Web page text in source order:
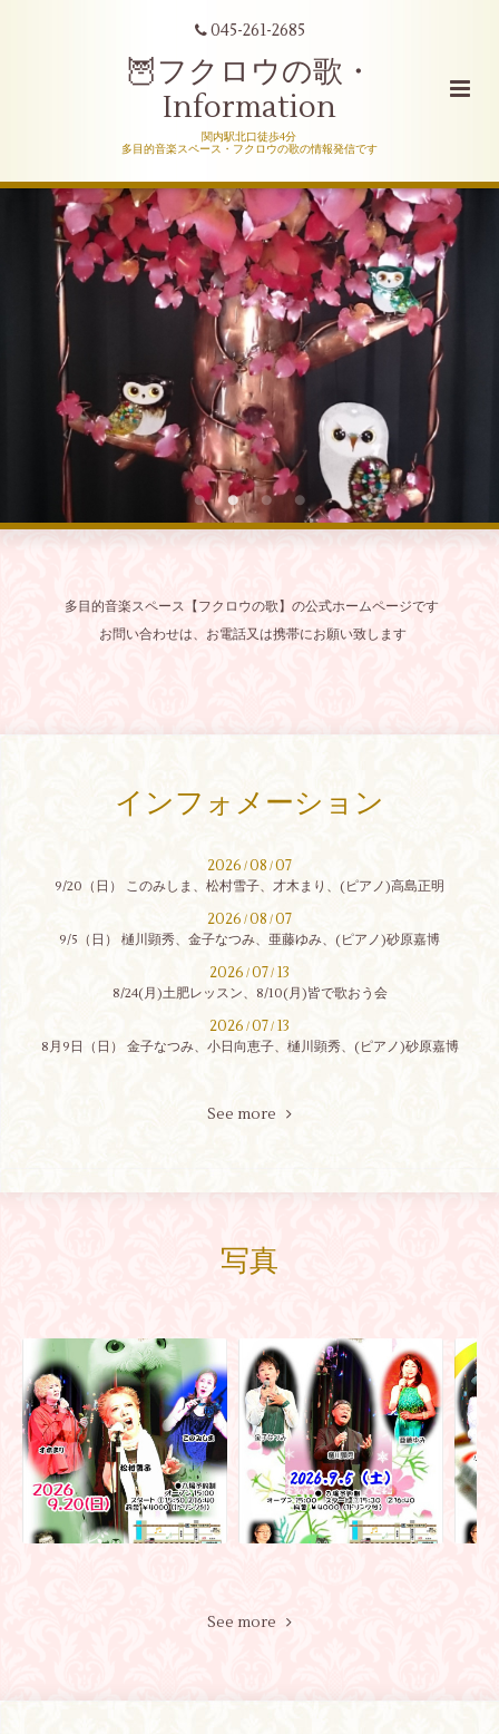
045-261-2685
🦉フクロウの歌・
Information
関内駅北口徒歩4分
多目的音楽スペース・フクロウの歌の情報発信です
多目的音楽スペース【フクロウの歌】の公式ホームページです
お問い合わせは、お電話又は携帯にお願い致します
インフォメーション
2026 /08 /07
9/20（日） このみしま、松村雪子、才木まり、(ピアノ)高島正明
2026 /08 /07
9/5（日） 樋川顕秀、金子なつみ、亜藤ゆみ、(ピアノ)砂原嘉博
2026 /07/ 13
8/24(月)土肥レッスン、8/10(月)皆で歌おう会
2026 /07/ 13
8月9日（日） 金子なつみ、小日向恵子、樋川顕秀、(ピアノ)砂原嘉博
See more
写真
See more